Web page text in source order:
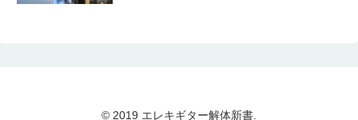
© 2019 エレキギター解体新書.